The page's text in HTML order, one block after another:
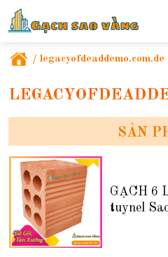
/ legacyofdeaddemo.com.de
SẢN
GẠCH 6
tuynel